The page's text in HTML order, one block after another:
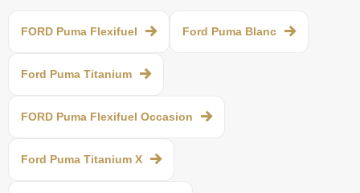
FORD Puma Flexifuel Ford Puma Blanc
Ford Puma Titanium
FORD Puma Flexifuel Occasion
Ford Puma Titanium X